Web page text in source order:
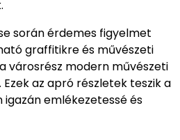
során érdemes figyelmet
graffitikre és művészeti
városrész modern művészeti
az apró részletek teszik a
emlékezetessé és